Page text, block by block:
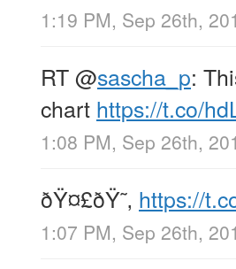
1:19 PM, Sep 26th,
RT@sascha_p:
chart https://t.co/
1:08 PM, Sep 26th,
ðŸ¤£ðŸ˜‚ https://
1:07 PM, Sep 26th,